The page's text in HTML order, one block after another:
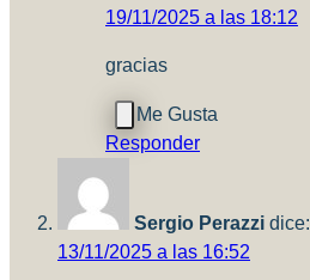
19/11/2025 a las 18:12
gracias
Responder
Sergio Perazzi dice:
13/11/2025 a las 16:52